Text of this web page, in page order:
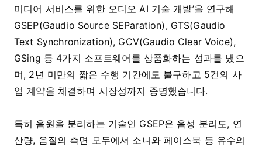
미디어 서비스를 위한 오디오 AI 기술 개발’을 연구해
GSEP(Gaudio Source SEParation), GTS(Gaudio
Text Synchronization), GCV(Gaudio Clear Voice),
GSing 등 4가지 소프트웨어를 상품화하는 성과를 냈으
며, 2년 미만의 짧은 수행 기간에도 불구하고 5건의 사
업 계약을 체결하며 시장성까지 증명했습니다.
특히 음원을 분리하는 기술인 GSEP은 음성 분리도, 연
산량, 음질의 측면 모두에서 소니와 페이스북 등 유수의